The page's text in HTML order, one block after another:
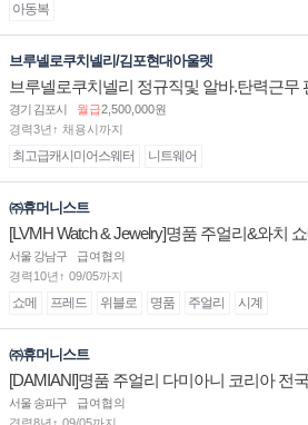
아동복
브루넬로쿠치넬리/김포현대아울렛
브루넬로쿠치넬리 정규직및 알바.탄력근무
경기 김포시 월급2,500,000원
경력3년↑ 채용시까지
최고급캐시미어스웨터 니트웨어
㈜휴머니스트
[LVMH Watch & Jewelry]명품 주얼리&와치
장/부점장/판매사원 채용
서울 강남구
급여협의
경력10년↑ 09/05까지
쇼메 프레드 위블로 명품 주얼리 시계
㈜휴머니스트
[DAMIANI]명품 주얼리 다미아니 코리아 전
부점장/판매사원 채용
서울 송파구
급여협의